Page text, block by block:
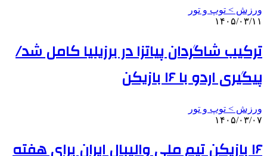
ورزش > توپ و تور
۱۴۰۵/۰۳/۱۱
ترکیب شاگردان پیاتزا در برزیلیا کامل شد/
پیگیری اردو با ۱۶ بازیکن
ورزش > توپ و تور
۱۴۰۵/۰۳/۰۷
۱۶ بازیکن تیم ملی والیبال ایران برای هفته